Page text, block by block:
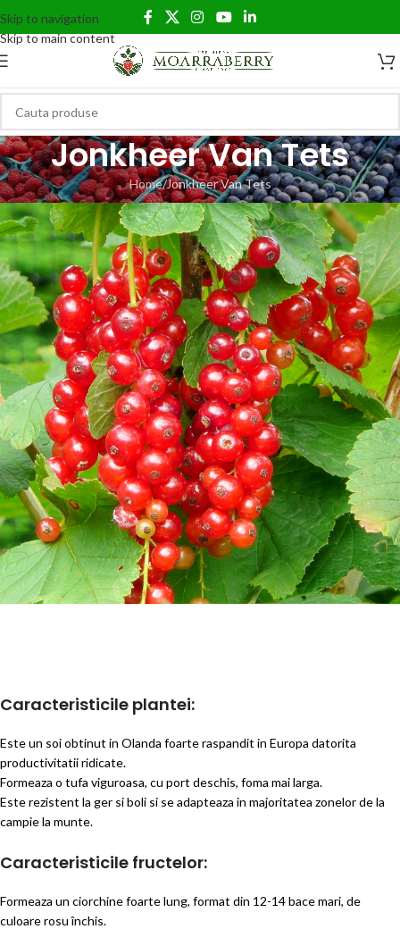
Skip to navigation
Skip to main content
Jonkheer Van Tets
Home Jonkheer Van Tets
Caracteristicile plantei:
Este un soi obtinut in Olanda foarte raspandit in Europa datorita
productivitatii ridicate.
Formeaza o tufa viguroasa, cu port deschis, foma mai larga.
Este rezistent la ger si boli si se adapteaza in majoritatea zonelor de la
campie la munte.
Caracteristicile fructelor:
Formeaza un ciorchine foarte lung, format din 12-14 bace mari, de
culoare rosu închis.